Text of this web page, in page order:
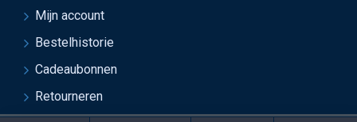
Mijn account
Bestelhistorie
Cadeaubonnen
Retourneren